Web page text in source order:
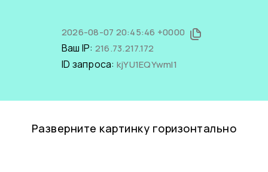
2026-08-07 20:45:46 +0000
Ваш IP: 216.73.217.172
ID запроса: kjYU1EQYwmI1
Разверните картинку горизонтально